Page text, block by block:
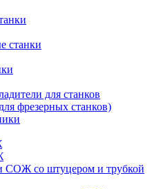
станки
для станков
фрезерных станков)
СОЖ со штуцером и трубкой